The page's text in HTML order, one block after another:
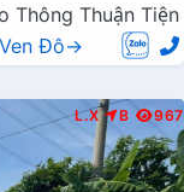
Thông Thuận Tiện
Đô→
L.X B 967